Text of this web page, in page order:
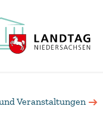
Veranstaltungen